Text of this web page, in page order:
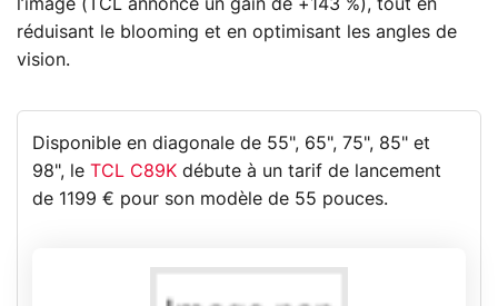
l’image (TCL annonce un gain de +143 %), tout en
réduisant le blooming et en optimisant les angles de
vision.
Disponible en diagonale de 55", 65", 75", 85" et
98", leTCL C89K débute à un tarif de lancement
de 1199 € pour son modèle de 55 pouces.